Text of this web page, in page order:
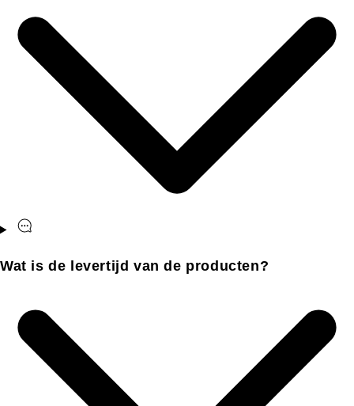
Wat is de levertijd van de producten?